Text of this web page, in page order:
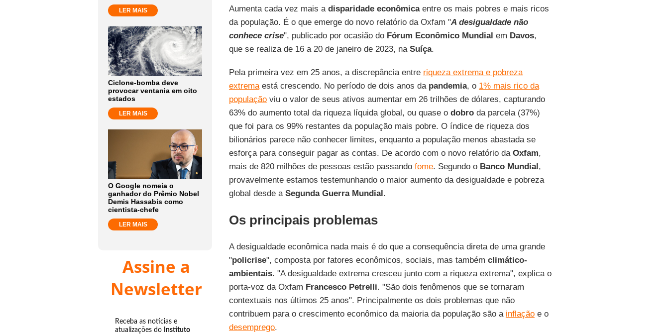
LER MAIS
Ciclone-bomba deve
provocar ventania em oito
estados
LER MAIS
O Google nomeia o
ganhador do Prêmio Nobel
Demis Hassabis como
cientista-chefe
LER MAIS
Assine a
Newsletter
Receba as notícias e
atualizações do Instituto
Aumenta cada vez mais a disparidade econômicaentre os mais pobres e mais ricos
da população. É o que emerge do novo relatório da Oxfam "A desigualdade não
conhece crise", publicado por ocasião do Fórum Econômico Mundial em Davos,
que se realiza de 16 a 20 de janeiro de 2023, na Suíça.
Pela primeira vez em 25 anos, a discrepância entre riqueza extrema e pobreza
extremaestá crescendo. No período de dois anos da pandemia, o 1% mais rico da
populaçãoviu o valor de seus ativos aumentar em 26 trilhões de dólares, capturando
63% do aumento total da riqueza líquida global, ou quase o dobroda parcela (37%)
que foi para os 99% restantes da população mais pobre. O índice de riqueza dos
bilionários parece não conhecer limites, enquanto a população menos abastada se
esforça para conseguir pagar as contas. De acordo com o novo relatório da Oxfam,
mais de 820 milhões de pessoas estão passando fome. Segundo o Banco Mundial,
provavelmente estamos testemunhando o maior aumento da desigualdade e pobreza
global desde a Segunda Guerra Mundial.
Os principais problemas
A desigualdade econômica nada mais é do que a consequência direta de uma grande
"policrise", composta por fatores econômicos, sociais, mas também climático-
ambientais. "A desigualdade extrema cresceu junto com a riqueza extrema", explica o
porta-voz da Oxfam Francesco Petrelli. "São dois fenômenos que se tornaram
contextuais nos últimos 25 anos". Principalmente os dois problemas que não
contribuem para o crescimento econômico da maioria da população são a inflaçãoe o
desemprego.